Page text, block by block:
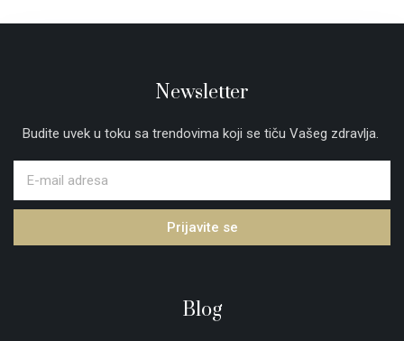
Newsletter
Budite uvek u toku sa trendovima koji se tiču Vašeg zdravlja.
Prijavite se
Blog